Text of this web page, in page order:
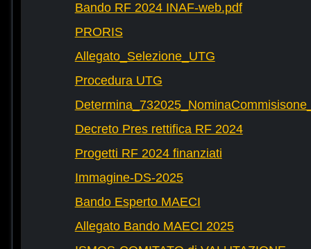
Bando RF 2024 INAF-web.pdf
PRORIS
Allegato_Selezione_UTG
Procedura UTG
Decreto Pres rettifica RF 2024
Progetti RF 2024 finanziati
Immagine-DS-2025
Bando Esperto MAECI
Allegato Bando MAECI 2025